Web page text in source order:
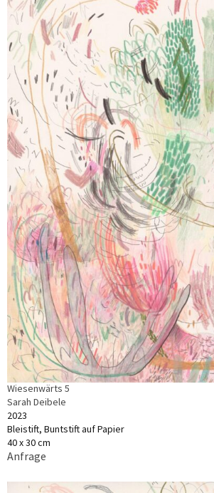
Wiesenwärts 5
Sarah Deibele
2023
Bleistift, Buntstift auf Papier
40 x 30 cm
Anfrage